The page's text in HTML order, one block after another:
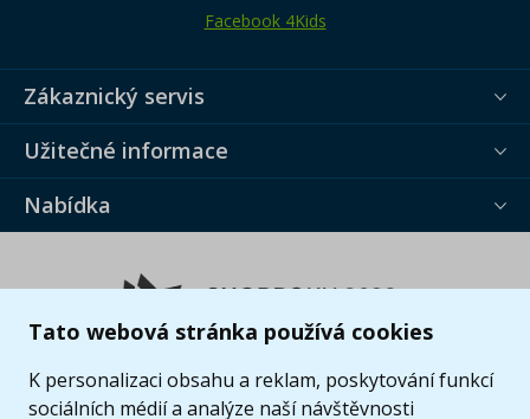
Tato webová stránka používá cookies
K personalizaci obsahu a reklam, poskytování funkcí
sociálních médií a analýze naší návštěvnosti
Facebook 4Kids
Zákaznický servis
Užitečné informace
Nabídka